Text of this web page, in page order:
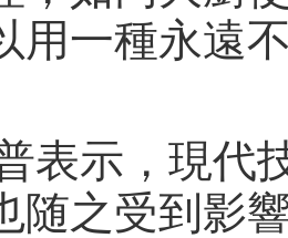
用一種永遠
表示，現代
随之受到影